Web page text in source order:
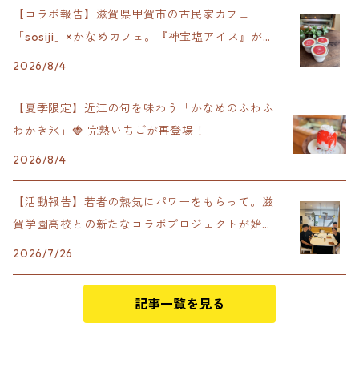
【コラボ報告】滋賀県甲賀市の古民家カフェ
「sosiji」×かなめカフェ。『神宝塩アイス』が完
成！
2026/8/4
【夏季限定】近江の旬を味わう「かなめのふわふ
わかき氷」🍓 完熟いちごが再登場！
2026/8/4
【活動報告】若者の熱気にパワーをもらって。滋
賀学園高校との新たなコラボプロジェクトが始動
します！
2026/7/26
記事一覧を見る